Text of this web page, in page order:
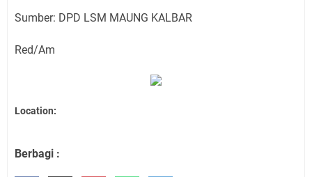
Sumber: DPD LSM MAUNG KALBAR
Red/Am
Location:
Berbagi :